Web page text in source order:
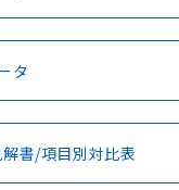
Hg Cd
O
No No
この製品の規格認証/
証はこちらのページか
タ
書/項目別対比表